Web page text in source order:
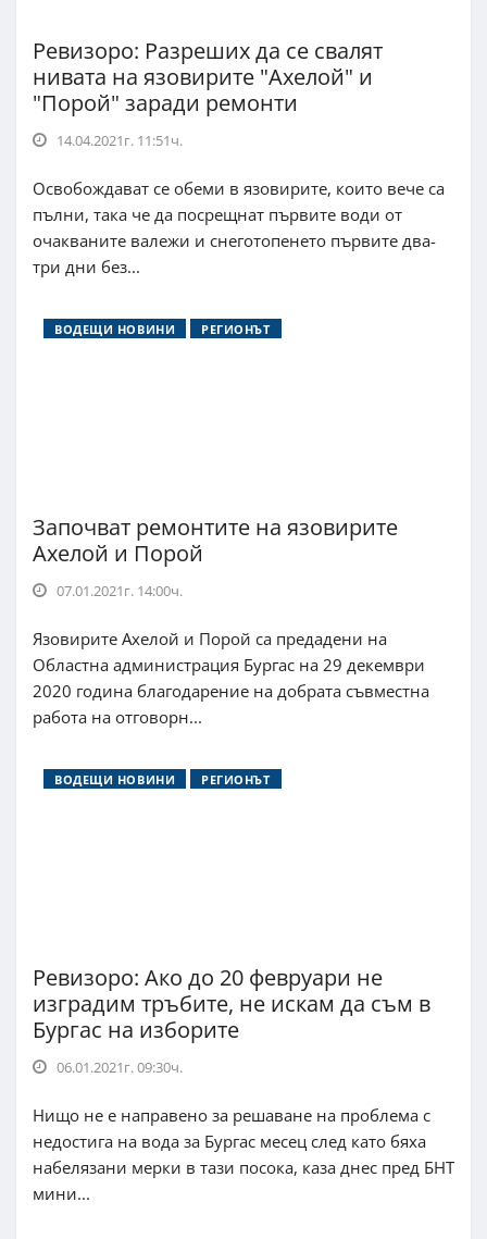
Ревизоро: Разреших да се свалят
нивата на язовирите "Ахелой" и
"Порой" заради ремонти
14.04.2021г. 11:51ч.
Освобождават се обеми в язовирите, които вече са
пълни, така че да посрещнат първите води от
очакваните валежи и снеготопенето първите два-
три дни без...
ВОДЕЩИ НОВИНИ РЕГИОНЪТ
Започват ремонтите на язовирите
Ахелой и Порой
07.01.2021г. 14:00ч.
Язовирите Ахелой и Порой са предадени на
Областна администрация Бургас на 29 декември
2020 година благодарение на добрата съвместна
работа на отговорн...
ВОДЕЩИ НОВИНИ РЕГИОНЪТ
Ревизоро: Ако до 20 февруари не
изградим тръбите, не искам да съм в
Бургас на изборите
06.01.2021г. 09:30ч.
Нищо не е направено за решаване на проблема с
недостига на вода за Бургас месец след като бяха
набелязани мерки в тази посока, каза днес пред БНТ
мини...